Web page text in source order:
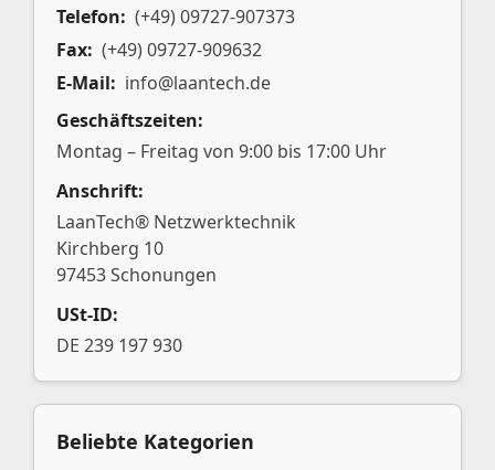
Telefon: (+49) 09727-907373
Fax: (+49) 09727-909632
E-Mail: info@laantech.de
Geschäftszeiten:
Montag – Freitag von 9:00 bis 17:00 Uhr
Anschrift:
LaanTech® Netzwerktechnik
Kirchberg 10
97453 Schonungen
USt-ID:
DE 239 197 930
Beliebte Kategorien